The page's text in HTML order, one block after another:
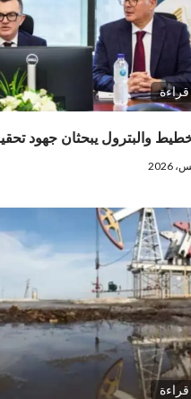
والبترول يبحثان جهود